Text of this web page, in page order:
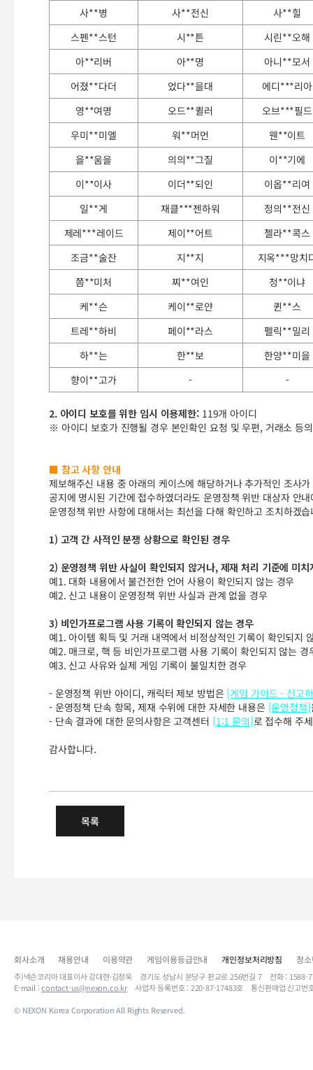
사**병
사**전신
사**힐
스펜**스턴
시**튼
시린**오해
아**리버
아**명
아니**모서
어졌**다더
었다**을대
에디***리아
영**여명
오드**퀼러
오브***필드
우미**미엘
워**머먼
웬**이트
을**움을
의의**그질
이**기에
이**이사
이더**되인
이옵**리여
일**게
재클***젠하워
정의**전신
제레***레이드
제이**어트
젤라**콕스
조금**술잔
지**지
지옥***망치
쯤**미처
찌**여인
청**이냐
케**슨
케이**로얀
퀸**스
트레**하비
페이**라스
펠릭**밀리
하**는
한**보
한양**미을
향이**고가
- -
2. 아이디 보호를 위한 임시 이용제한: 119개 아이디
※ 아이디 보호가 진행될 경우 본인확인 요청 및 우편, 거래소 등
■ 참고 사항 안내
제보해주신 내용 중 아래의 케이스에 해당하거나 추가적인 조사
공지에 명시된 기간에 접수하였더라도 운영정책 위반 대상자 안
운영정책 위반 사항에 대해서는 최선을 다해 확인하고 조치하겠
1) 고객 간 사적인 분쟁 상황으로 확인된 경우
2) 운영정책 위반 사실이 확인되지 않거나, 제재 처리 기준에 미치
예1. 대화 내용에서 불건전한 언어 사용이 확인되지 않는 경우
예2. 신고 내용이 운영정책 위반 사실과 관계 없을 경우
3) 비인가프로그램 사용 기록이 확인되지 않는 경우
예1. 아이템 획득 및 거래 내역에서 비정상적인 기록이 확인되지
예2. 매크로, 핵 등 비인가프로그램 사용 기록이 확인되지 않는 경
예3. 신고 사유와 실제 게임 기록이 불일치한 경우
- 운영정책 위반 아이디, 캐릭터 제보 방법은 [게임 가이드 - 신고
- 운영정책 단속 항목, 제재 수위에 대한 자세한 내용은 [운영정책]
- 단속 결과에 대한 문의사항은 고객센터 [1:1 문의]로 접수해 주
감사합니다.
목록
회사소개 채용안내 이용약관 게임이용등급안내 개인정보처리방침 청
주)넥슨코리아 대표이사 강대현·김정욱 경기도 성남시 분당구 판교로 256번길 7 전화 :
E-mail :contact-us@nexon.co.kr사업자 등록번호 : 220-87-17483호 통신판매업 신고번
© NEXON Korea Corporation All Rights Reserved.